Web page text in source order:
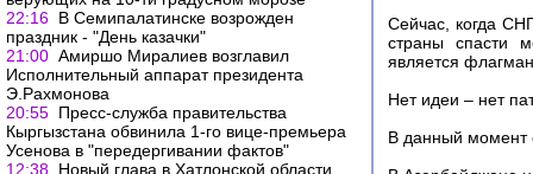
22:16 В Семипалатинске возрожден
праздник - "День казачки"
21:00 Амиршо Миралиев возглавил
Исполнительный аппарат президента
Э.Рахмонова
20:55 Пресс-служба правительства
Кыргызстана обвинила 1-го вице-премьера
Усенова в "передергивании фактов"
12:38 Новый глава в Хатлонской области
Сейчас, когда
страны спасти
является
Нет идеи – нет
В данный момент